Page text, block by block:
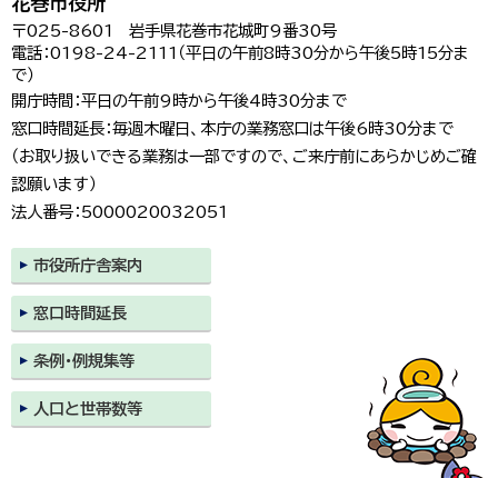
〒025-8601 岩手県花巻市花城町9番30号
電話：0198-24-2111（平日の午前8時30分から午後5時15分ま
で）
開庁時間：平日の午前9時から午後4時30分まで
窓口時間延長：毎週木曜日、本庁の業務窓口は午後6時30分まで
（お取り扱いできる業務は一部ですので、ご来庁前にあらかじめご確
認願います）
法人番号：5000020032051
市役所庁舎案内
窓口時間延長
条例・例規集等
人口と世帯数等